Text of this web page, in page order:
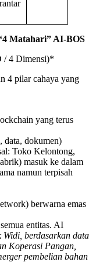
Matahari” AI-BOS
/ 4 Dimensi)*
4 pilar cahaya yang
yang terus
data, dokumen)
Toko Kelontong,
masuk ke dalam
namun terpisah
berwarna emas
entitas. AI
Widi, berdasarkan data
Koperasi Pangan,
pembelian bahan